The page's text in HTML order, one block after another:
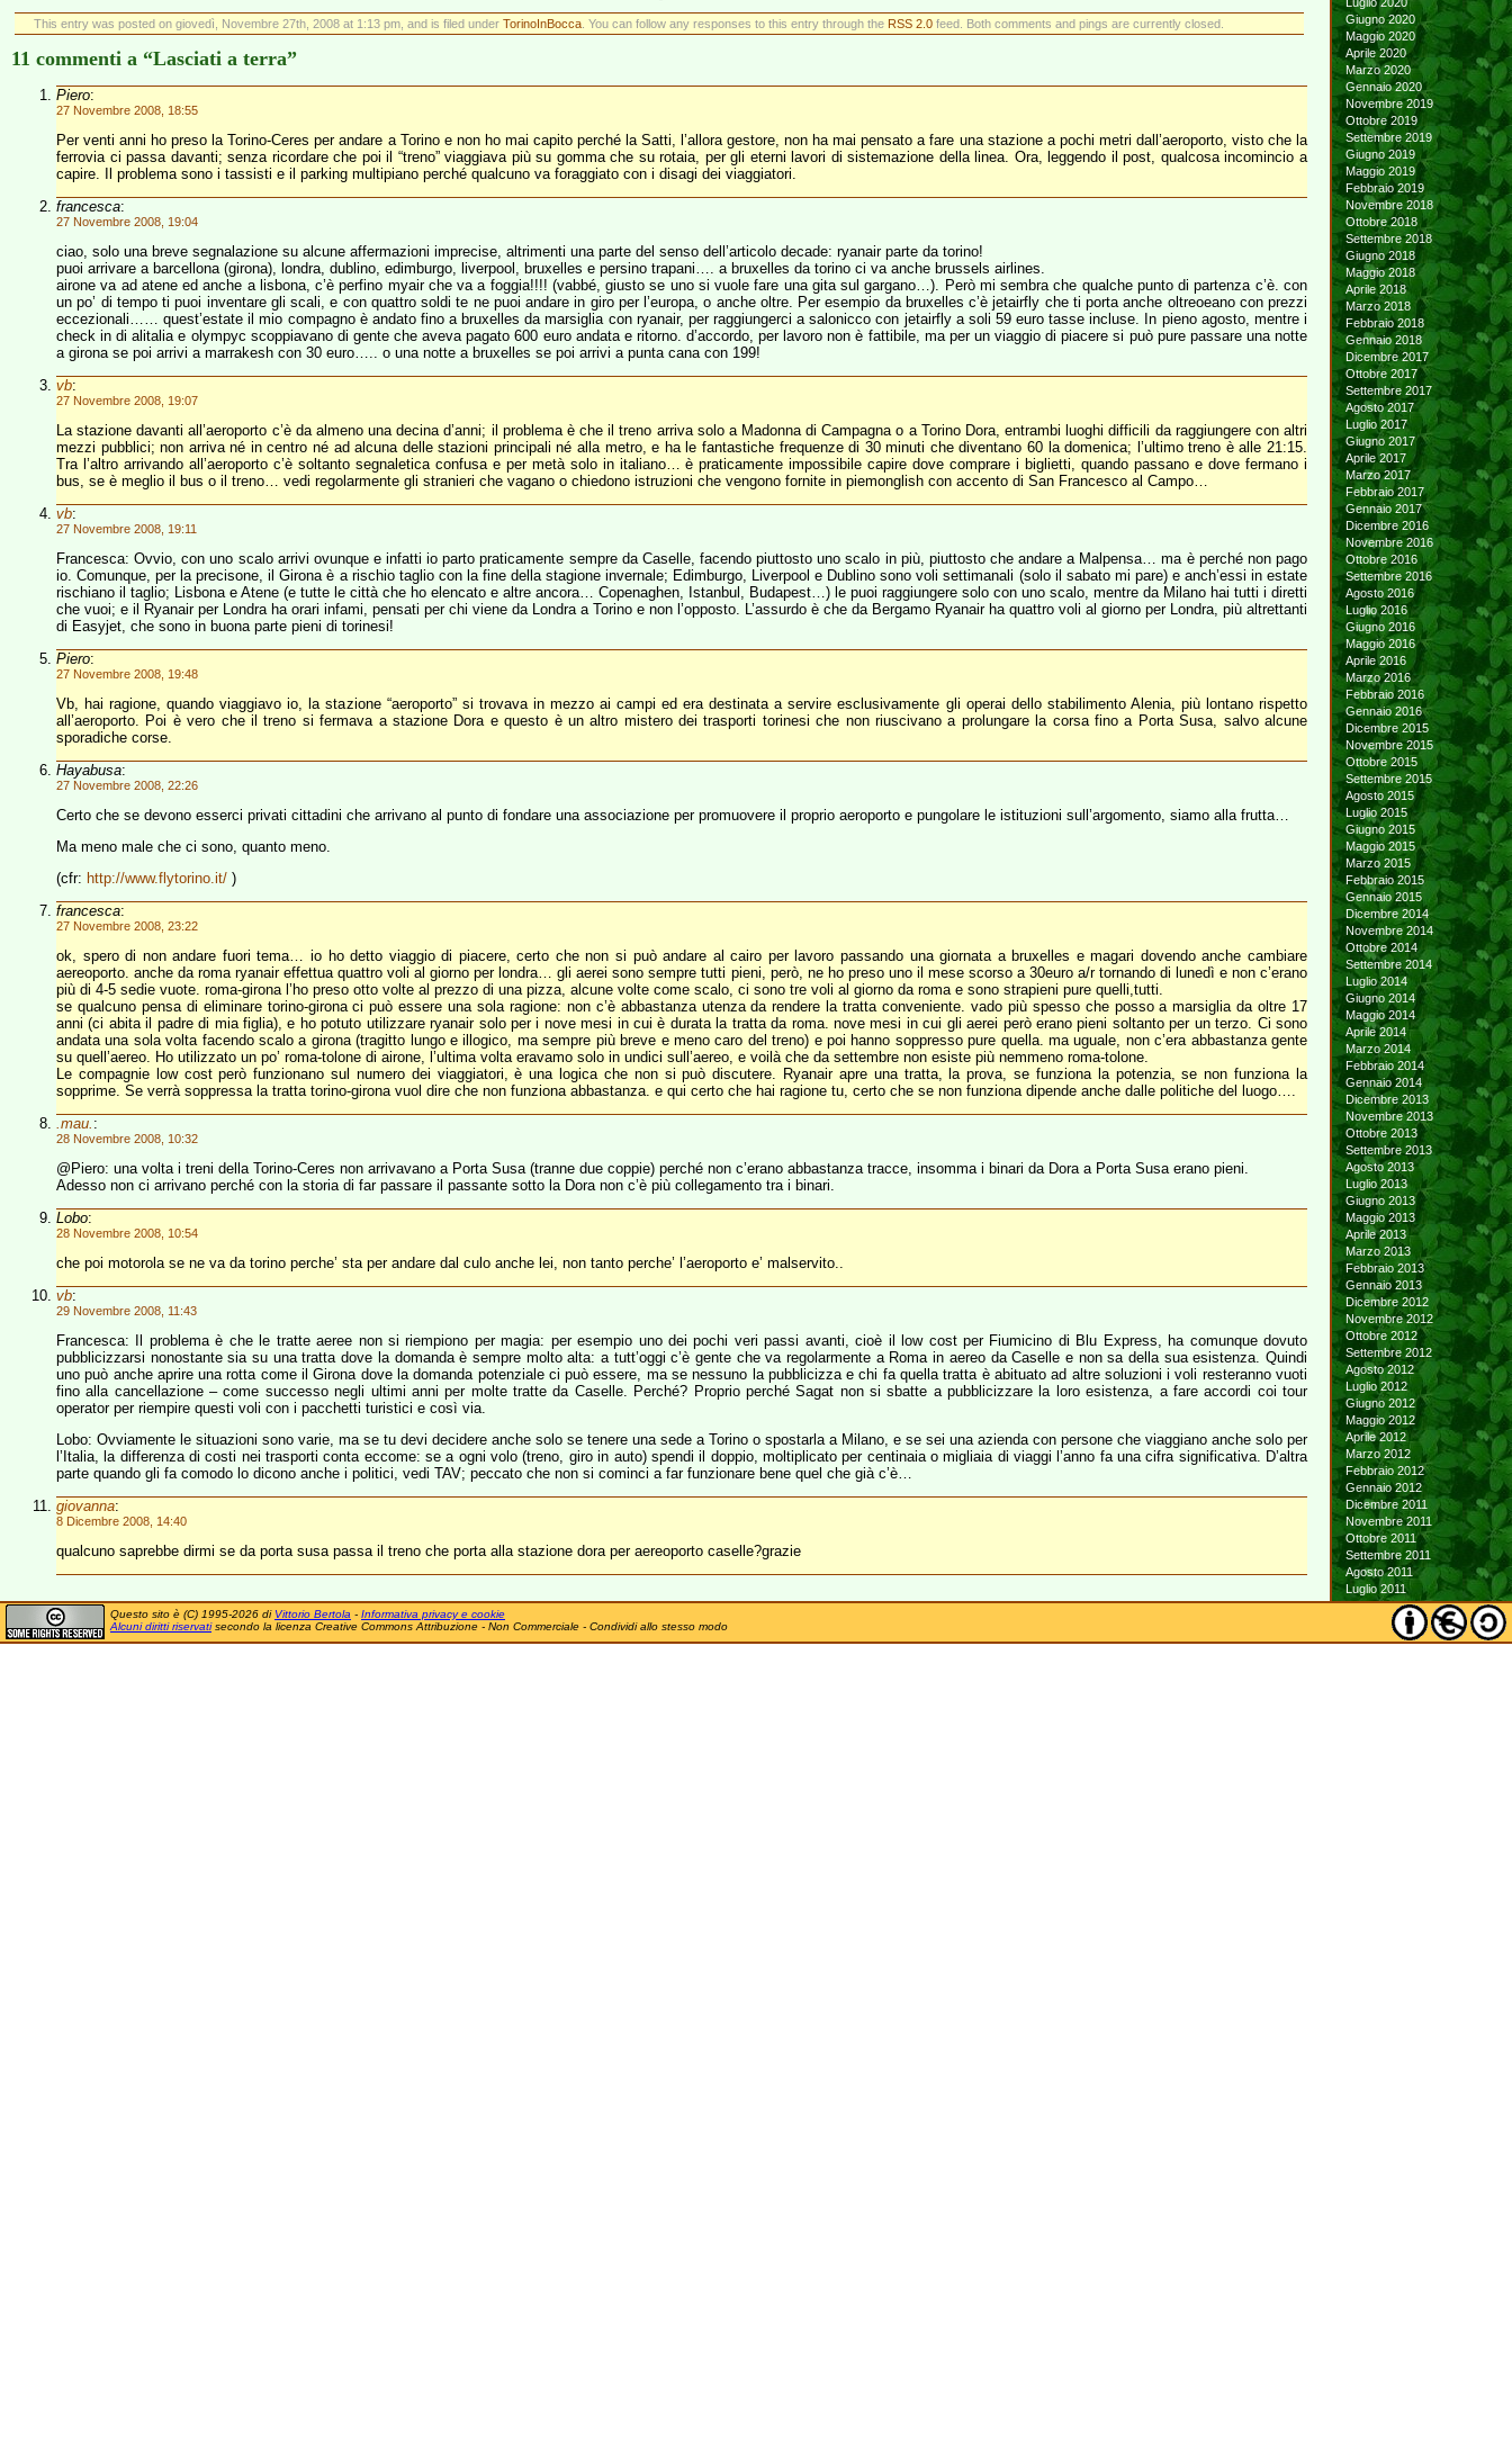
This entry was posted on giovedì, Novembre 27th, 2008 at 1:13 pm, and is filed under TorinoInBocca. You can follow any responses to this entry through the RSS 2.0feed. Both comments and pings are currently closed.
11 commenti a “Lasciati a terra”
Piero:
27 Novembre 2008, 18:55
Per venti anni ho preso la Torino-Ceres per andare a Torino e non ho mai capito perché la Satti, l’allora gestore, non ha mai pensato a fare una stazione a pochi metri dall’aeroporto, visto che la
ferrovia ci passa davanti; senza ricordare che poi il “treno” viaggiava più su gomma che su rotaia, per gli eterni lavori di sistemazione della linea. Ora, leggendo il post, qualcosa incomincio a
capire. Il problema sono i tassisti e il parking multipiano perché qualcuno va foraggiato con i disagi dei viaggiatori.
francesca:
27 Novembre 2008, 19:04
ciao, solo una breve segnalazione su alcune affermazioni imprecise, altrimenti una parte del senso dell’articolo decade: ryanair parte da torino!
puoi arrivare a barcellona (girona), londra, dublino, edimburgo, liverpool, bruxelles e persino trapani…. a bruxelles da torino ci va anche brussels airlines.
airone va ad atene ed anche a lisbona, c’è perfino myair che va a foggia!!!! (vabbé, giusto se uno si vuole fare una gita sul gargano…). Però mi sembra che qualche punto di partenza c’è. con
un po’ di tempo ti puoi inventare gli scali, e con quattro soldi te ne puoi andare in giro per l’europa, o anche oltre. Per esempio da bruxelles c’è jetairfly che ti porta anche oltreoeano con prezzi
eccezionali…… quest’estate il mio compagno è andato fino a bruxelles da marsiglia con ryanair, per raggiungerci a salonicco con jetairfly a soli 59 euro tasse incluse. In pieno agosto, mentre i
check in di alitalia e olympyc scoppiavano di gente che aveva pagato 600 euro andata e ritorno. d’accordo, per lavoro non è fattibile, ma per un viaggio di piacere si può pure passare una notte
a girona se poi arrivi a marrakesh con 30 euro….. o una notte a bruxelles se poi arrivi a punta cana con 199!
vb:
27 Novembre 2008, 19:07
La stazione davanti all’aeroporto c’è da almeno una decina d’anni; il problema è che il treno arriva solo a Madonna di Campagna o a Torino Dora, entrambi luoghi difficili da raggiungere con altri
mezzi pubblici; non arriva né in centro né ad alcuna delle stazioni principali né alla metro, e ha le fantastiche frequenze di 30 minuti che diventano 60 la domenica; l’ultimo treno è alle 21:15.
Tra l’altro arrivando all’aeroporto c’è soltanto segnaletica confusa e per metà solo in italiano… è praticamente impossibile capire dove comprare i biglietti, quando passano e dove fermano i
bus, se è meglio il bus o il treno… vedi regolarmente gli stranieri che vagano o chiedono istruzioni che vengono fornite in piemonglish con accento di San Francesco al Campo…
vb:
27 Novembre 2008, 19:11
Francesca: Ovvio, con uno scalo arrivi ovunque e infatti io parto praticamente sempre da Caselle, facendo piuttosto uno scalo in più, piuttosto che andare a Malpensa… ma è perché non pago
io. Comunque, per la precisone, il Girona è a rischio taglio con la fine della stagione invernale; Edimburgo, Liverpool e Dublino sono voli settimanali (solo il sabato mi pare) e anch’essi in estate
rischiano il taglio; Lisbona e Atene (e tutte le città che ho elencato e altre ancora… Copenaghen, Istanbul, Budapest…) le puoi raggiungere solo con uno scalo, mentre da Milano hai tutti i diretti
che vuoi; e il Ryanair per Londra ha orari infami, pensati per chi viene da Londra a Torino e non l’opposto. L’assurdo è che da Bergamo Ryanair ha quattro voli al giorno per Londra, più altrettanti
di Easyjet, che sono in buona parte pieni di torinesi!
Piero:
27 Novembre 2008, 19:48
Vb, hai ragione, quando viaggiavo io, la stazione “aeroporto” si trovava in mezzo ai campi ed era destinata a servire esclusivamente gli operai dello stabilimento Alenia, più lontano rispetto
all’aeroporto. Poi è vero che il treno si fermava a stazione Dora e questo è un altro mistero dei trasporti torinesi che non riuscivano a prolungare la corsa fino a Porta Susa, salvo alcune
sporadiche corse.
Hayabusa:
27 Novembre 2008, 22:26
Certo che se devono esserci privati cittadini che arrivano al punto di fondare una associazione per promuovere il proprio aeroporto e pungolare le istituzioni sull’argomento, siamo alla frutta…
Ma meno male che ci sono, quanto meno.
(cfr: http://www.flytorino.it/ )
francesca:
27 Novembre 2008, 23:22
ok, spero di non andare fuori tema… io ho detto viaggio di piacere, certo che non si può andare al cairo per lavoro passando una giornata a bruxelles e magari dovendo anche cambiare
aereoporto. anche da roma ryanair effettua quattro voli al giorno per londra… gli aerei sono sempre tutti pieni, però, ne ho preso uno il mese scorso a 30euro a/r tornando di lunedì e non c’erano
più di 4-5 sedie vuote. roma-girona l’ho preso otto volte al prezzo di una pizza, alcune volte come scalo, ci sono tre voli al giorno da roma e sono strapieni pure quelli,tutti.
se qualcuno pensa di eliminare torino-girona ci può essere una sola ragione: non c’è abbastanza utenza da rendere la tratta conveniente. vado più spesso che posso a marsiglia da oltre 17
anni (ci abita il padre di mia figlia), e ho potuto utilizzare ryanair solo per i nove mesi in cui è durata la tratta da roma. nove mesi in cui gli aerei però erano pieni soltanto per un terzo. Ci sono
andata una sola volta facendo scalo a girona (tragitto lungo e illogico, ma sempre più breve e meno caro del treno) e poi hanno soppresso pure quella. ma uguale, non c’era abbastanza gente
su quell’aereo. Ho utilizzato un po’ roma-tolone di airone, l’ultima volta eravamo solo in undici sull’aereo, e voilà che da settembre non esiste più nemmeno roma-tolone.
Le compagnie low cost però funzionano sul numero dei viaggiatori, è una logica che non si può discutere. Ryanair apre una tratta, la prova, se funziona la potenzia, se non funziona la
sopprime. Se verrà soppressa la tratta torino-girona vuol dire che non funziona abbastanza. e qui certo che hai ragione tu, certo che se non funziona dipende anche dalle politiche del luogo….
.mau. :
28 Novembre 2008, 10:32
@Piero: una volta i treni della Torino-Ceres non arrivavano a Porta Susa (tranne due coppie) perché non c’erano abbastanza tracce, insomma i binari da Dora a Porta Susa erano pieni.
Adesso non ci arrivano perché con la storia di far passare il passante sotto la Dora non c’è più collegamento tra i binari.
Lobo:
28 Novembre 2008, 10:54
che poi motorola se ne va da torino perche’ sta per andare dal culo anche lei, non tanto perche’ l’aeroporto e’ malservito..
vb:
29 Novembre 2008, 11:43
Francesca: Il problema è che le tratte aeree non si riempiono per magia: per esempio uno dei pochi veri passi avanti, cioè il low cost per Fiumicino di Blu Express, ha comunque dovuto
pubblicizzarsi nonostante sia su una tratta dove la domanda è sempre molto alta: a tutt’oggi c’è gente che va regolarmente a Roma in aereo da Caselle e non sa della sua esistenza. Quindi
uno può anche aprire una rotta come il Girona dove la domanda potenziale ci può essere, ma se nessuno la pubblicizza e chi fa quella tratta è abituato ad altre soluzioni i voli resteranno vuoti
fino alla cancellazione – come successo negli ultimi anni per molte tratte da Caselle. Perché? Proprio perché Sagat non si sbatte a pubblicizzare la loro esistenza, a fare accordi coi tour
operator per riempire questi voli con i pacchetti turistici e così via.
Lobo: Ovviamente le situazioni sono varie, ma se tu devi decidere anche solo se tenere una sede a Torino o spostarla a Milano, e se sei una azienda con persone che viaggiano anche solo per
l’Italia, la differenza di costi nei trasporti conta eccome: se a ogni volo (treno, giro in auto) spendi il doppio, moltiplicato per centinaia o migliaia di viaggi l’anno fa una cifra significativa. D’altra
parte quando gli fa comodo lo dicono anche i politici, vedi TAV; peccato che non si cominci a far funzionare bene quel che già c’è…
giovanna:
8 Dicembre 2008, 14:40
qualcuno saprebbe dirmi se da porta susa passa il treno che porta alla stazione dora per aereoporto caselle?grazie
Giugno 2020
Maggio 2020
Aprile 2020
Marzo 2020
Gennaio 2020
Novembre 2019
Ottobre 2019
Settembre 2019
Giugno 2019
Maggio 2019
Febbraio 2019
Novembre 2018
Ottobre 2018
Settembre 2018
Giugno 2018
Maggio 2018
Aprile 2018
Marzo 2018
Febbraio 2018
Gennaio 2018
Dicembre 2017
Ottobre 2017
Settembre 2017
Agosto 2017
Luglio 2017
Giugno 2017
Aprile 2017
Marzo 2017
Febbraio 2017
Gennaio 2017
Dicembre 2016
Novembre 2016
Ottobre 2016
Settembre 2016
Agosto 2016
Luglio 2016
Giugno 2016
Maggio 2016
Aprile 2016
Marzo 2016
Febbraio 2016
Gennaio 2016
Dicembre 2015
Novembre 2015
Ottobre 2015
Settembre 2015
Agosto 2015
Luglio 2015
Giugno 2015
Maggio 2015
Marzo 2015
Febbraio 2015
Gennaio 2015
Dicembre 2014
Novembre 2014
Ottobre 2014
Settembre 2014
Luglio 2014
Giugno 2014
Maggio 2014
Aprile 2014
Marzo 2014
Febbraio 2014
Gennaio 2014
Dicembre 2013
Novembre 2013
Ottobre 2013
Settembre 2013
Agosto 2013
Luglio 2013
Giugno 2013
Maggio 2013
Aprile 2013
Marzo 2013
Febbraio 2013
Gennaio 2013
Dicembre 2012
Novembre 2012
Ottobre 2012
Settembre 2012
Agosto 2012
Luglio 2012
Giugno 2012
Maggio 2012
Aprile 2012
Marzo 2012
Febbraio 2012
Gennaio 2012
Dicembre 2011
Novembre 2011
Ottobre 2011
Settembre 2011
Agosto 2011
Luglio 2011
Giugno 2011
Maggio 2011
Aprile 2011
Questo sito è (C) 1995-2026 di Vittorio Bertola - Informativa privacy e cookie
Alcuni diritti riservatisecondo la licenza Creative Commons Attribuzione - Non Commerciale - Condividi allo stesso modo